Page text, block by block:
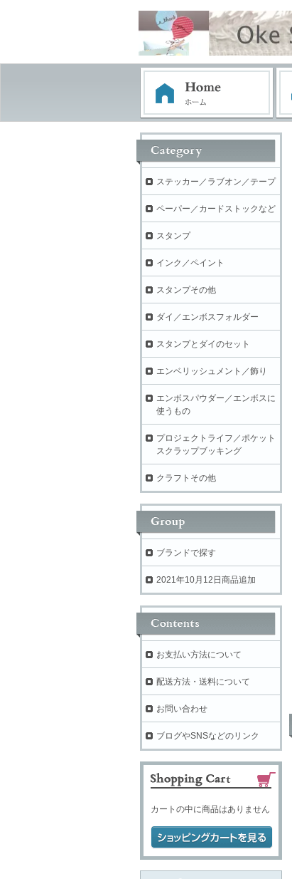
ステッカー／ラブオン／テープ
ペーパー／カードストックなど
スタンプ
インク／ペイント
スタンプその他
ダイ／エンボスフォルダー
スタンプとダイのセット
エンベリッシュメント／飾り
エンボスパウダー／エンボスに
使うもの
プロジェクトライフ／ポケット
スクラップブッキング
クラフトその他
ブランドで探す
2021年10月12日商品追加
お支払い方法について
配送方法・送料について
お問い合わせ
ブログやSNSなどのリンク
カートの中に商品はありません